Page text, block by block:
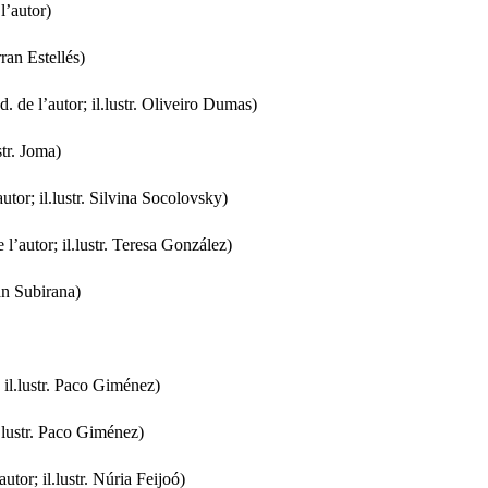
Estellés)
de l’autor; il.lustr. Oliveiro Dumas)
Joma)
il.lustr. Silvina Socolovsky)
il.lustr. Teresa González)
Subirana)
Paco Giménez)
Paco Giménez)
il.lustr. Núria Feijoó)